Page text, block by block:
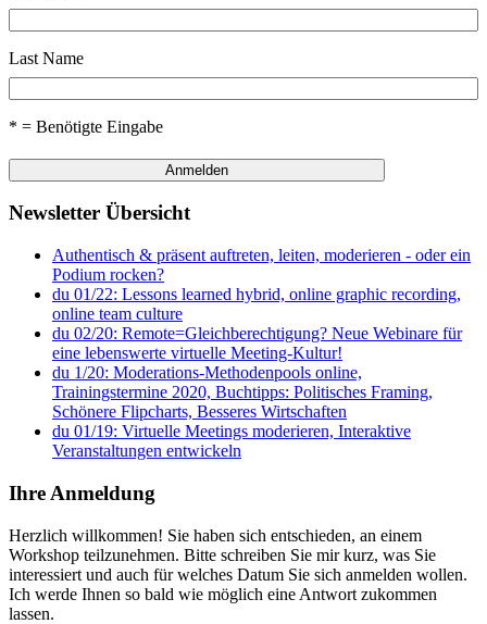
Last Name
* = Benötigte Eingabe
Newsletter Übersicht
Authentisch & präsent auftreten, leiten, moderieren - oder ein
Podium rocken?
du 01/22: Lessons learned hybrid, online graphic recording,
online team culture
du 02/20: Remote=Gleichberechtigung? Neue Webinare für
eine lebenswerte virtuelle Meeting-Kultur!
du 1/20: Moderations-Methodenpools online,
Trainingstermine 2020, Buchtipps: Politisches Framing,
Schönere Flipcharts, Besseres Wirtschaften
du 01/19: Virtuelle Meetings moderieren, Interaktive
Veranstaltungen entwickeln
Ihre Anmeldung
Herzlich willkommen! Sie haben sich entschieden, an einem
Workshop teilzunehmen. Bitte schreiben Sie mir kurz, was Sie
interessiert und auch für welches Datum Sie sich anmelden wollen.
Ich werde Ihnen so bald wie möglich eine Antwort zukommen
lassen.